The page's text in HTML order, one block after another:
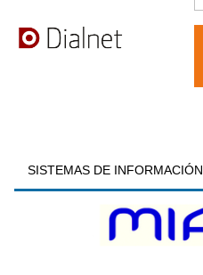
SISTEMAS DE INFORMACIÓN